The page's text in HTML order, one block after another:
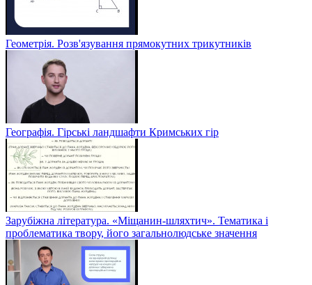
Геометрія. Розв'язування прямокутних трикутників
Географія. Гірські ландшафти Кримських гір
Зарубіжна література. «Міщанин-шляхтич». Тематика і
проблематика твору, його загальнолюдське значення